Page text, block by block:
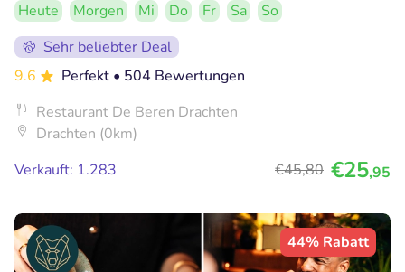
Heute Morgen Mi Do Fr Sa
So
Sehr beliebter Deal
9.6
Perfekt • 504 Bewertungen
Restaurant De Beren Drachten
Drachten (0km)
Verkauft: 1.283
€45,80 €25,95
44% Rabatt